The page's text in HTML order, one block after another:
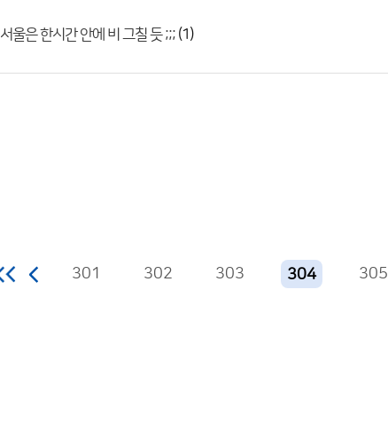
서울은 한시간 안에 비 그칠 듯 ;;; (1)
301 302 303 304 305